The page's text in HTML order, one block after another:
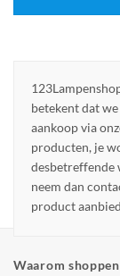
betekent dat
aankoop via
producten, je
desbetreffende
neem dan
product
Waarom